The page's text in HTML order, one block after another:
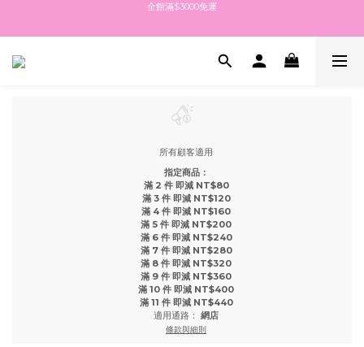
全館滿$3000免運
點擊加入LINE社群 最新消息都在這
全館滿$3000免運
所有顧客適用
指定商品：
滿 2 件 即減 NT$80
滿 3 件 即減 NT$120
滿 4 件 即減 NT$160
滿 5 件 即減 NT$200
滿 6 件 即減 NT$240
滿 7 件 即減 NT$280
滿 8 件 即減 NT$320
滿 9 件 即減 NT$360
滿 10 件 即減 NT$400
滿 11 件 即減 NT$440
適用通路： 網店
條款與細則